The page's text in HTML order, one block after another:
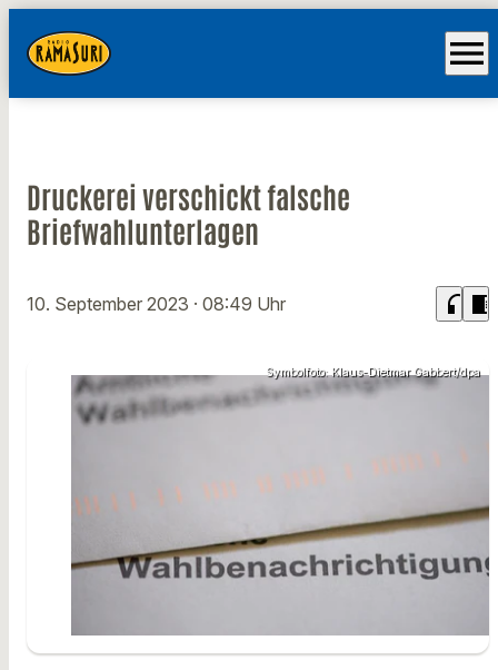
menu
Druckerei verschickt falsche
Briefwahlunterlagen
10. September 2023 · 08:49 Uhr headphones chrome_reader_mode
Symbolfoto: Klaus-Dietmar Gabbert/dpa